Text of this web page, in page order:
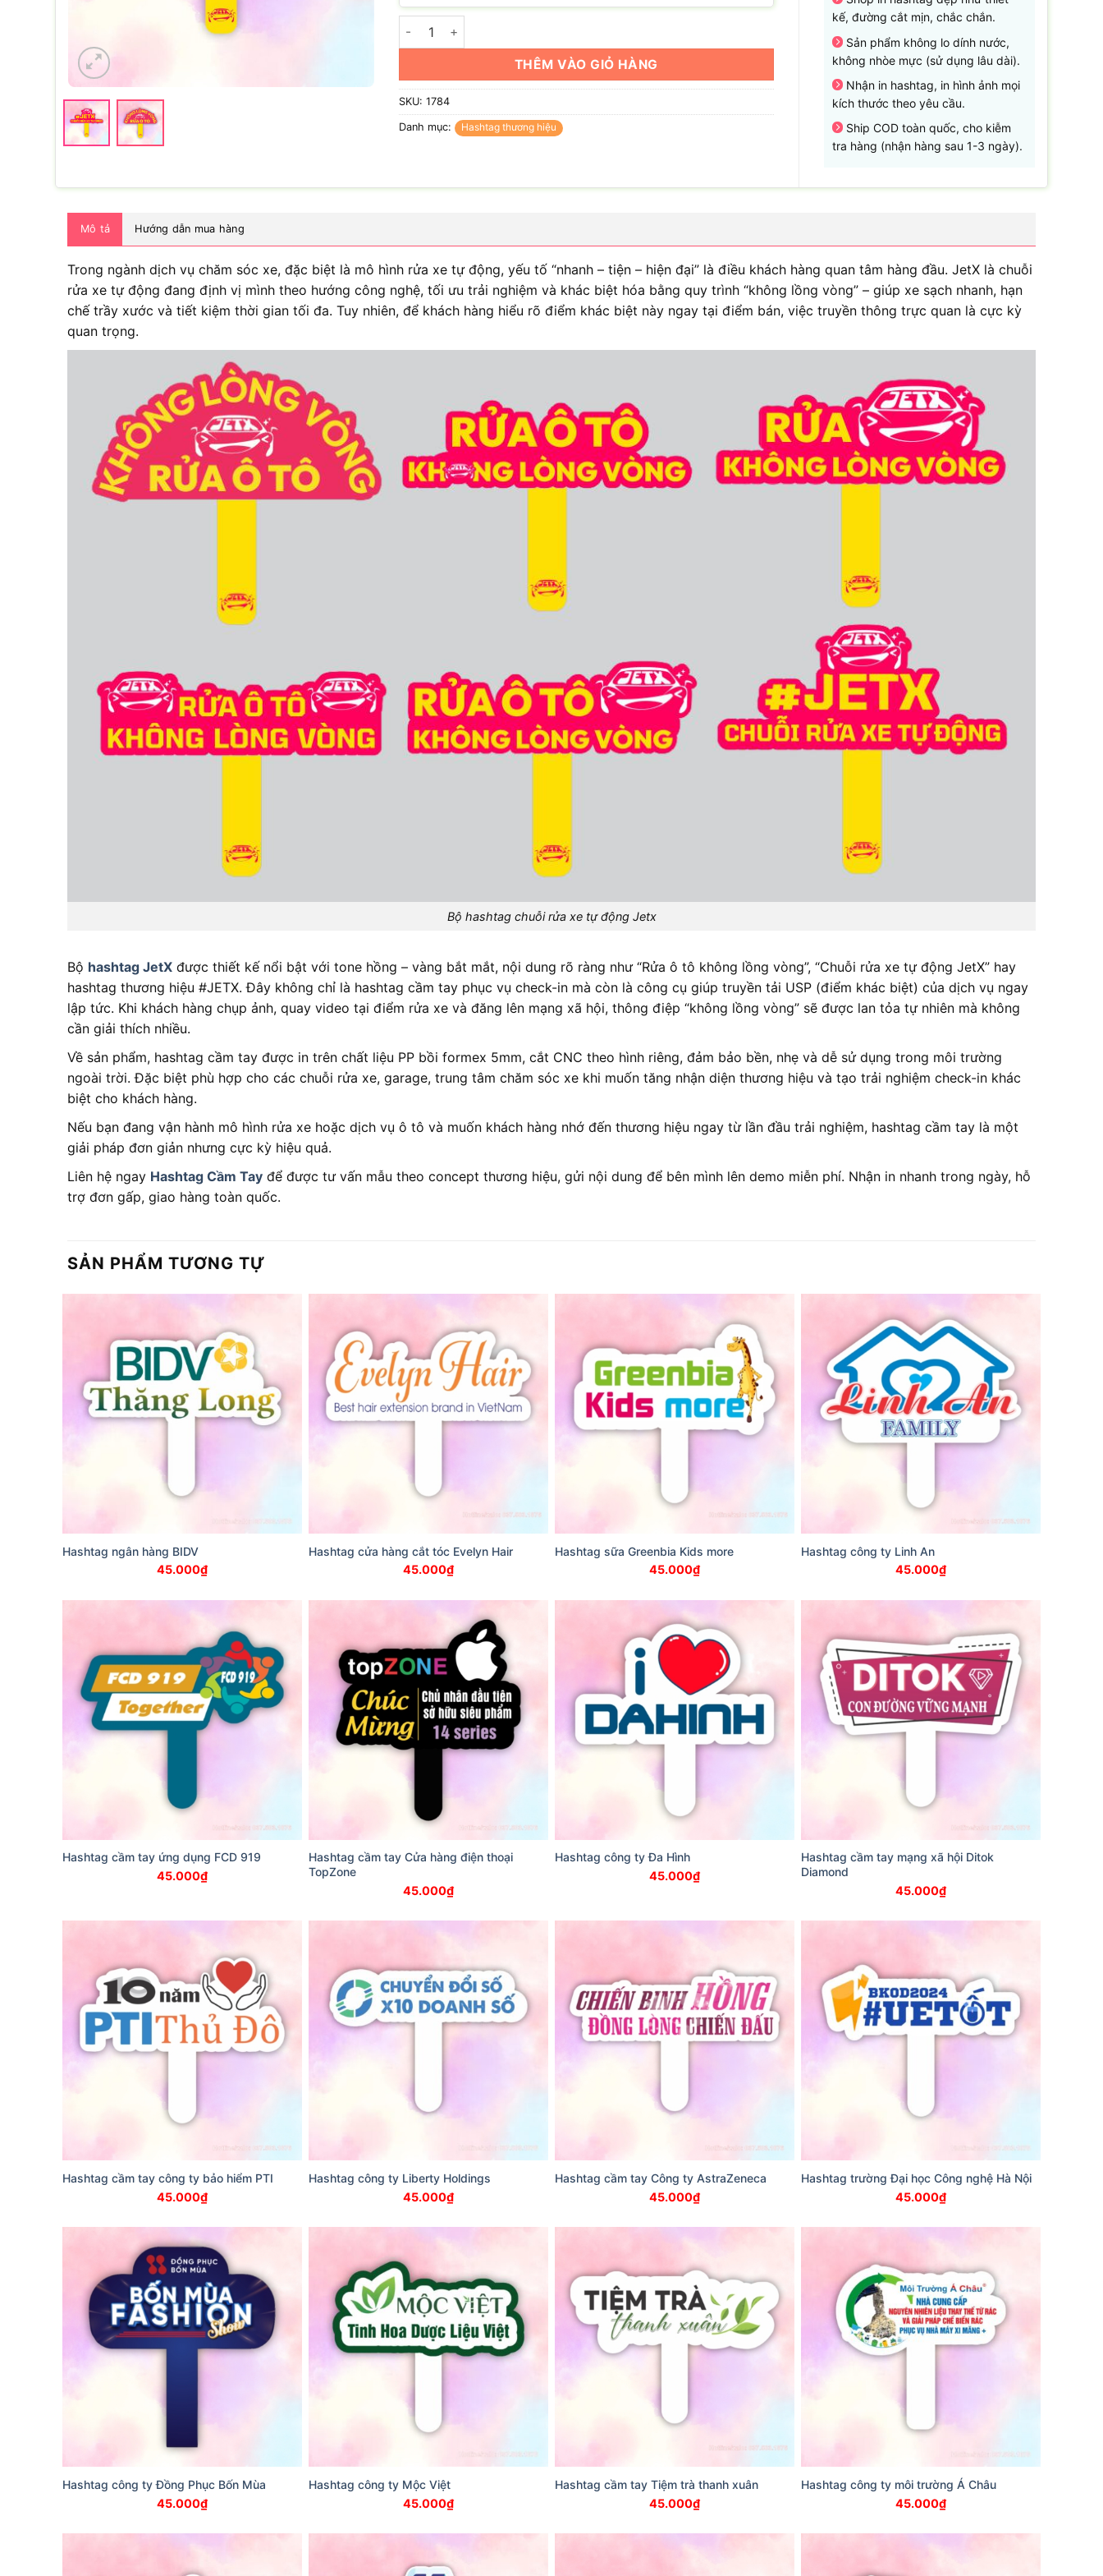
Hashtag chuỗi rửa xe tự động Jetx số lượng
THÊM VÀO GIỎ HÀNG
SKU: 1784
Danh mục: Hashtag thương hiệu
kế, đường cắt mịn, chắc chắn.
Sản phẩm không lo dính nước,
không nhòe mực (sử dụng lâu dài).
Nhận in hashtag, in hình ảnh mọi
kích thước theo yêu cầu.
Ship COD toàn quốc, cho kiễm
tra hàng (nhận hàng sau 1-3 ngày).
Mô tả Hướng dẫn mua hàng
Trong ngành dịch vụ chăm sóc xe, đặc biệt là mô hình rửa xe tự động, yếu tố “nhanh – tiện – hiện đại” là điều khách hàng quan tâm hàng đầu. JetX là chuỗi
rửa xe tự động đang định vị mình theo hướng công nghệ, tối ưu trải nghiệm và khác biệt hóa bằng quy trình “không lồng vòng” – giúp xe sạch nhanh, hạn
chế trầy xước và tiết kiệm thời gian tối đa. Tuy nhiên, để khách hàng hiểu rõ điểm khác biệt này ngay tại điểm bán, việc truyền thông trực quan là cực kỳ
quan trọng.
Bộ hashtag chuỗi rửa xe tự động Jetx
Bộ hashtag JetX được thiết kế nổi bật với tone hồng – vàng bắt mắt, nội dung rõ ràng như “Rửa ô tô không lồng vòng”, “Chuỗi rửa xe tự động JetX” hay
hashtag thương hiệu #JETX. Đây không chỉ là hashtag cầm tay phục vụ check-in mà còn là công cụ giúp truyền tải USP (điểm khác biệt) của dịch vụ ngay
lập tức. Khi khách hàng chụp ảnh, quay video tại điểm rửa xe và đăng lên mạng xã hội, thông điệp “không lồng vòng” sẽ được lan tỏa tự nhiên mà không
cần giải thích nhiều.
Về sản phẩm, hashtag cầm tay được in trên chất liệu PP bồi formex 5mm, cắt CNC theo hình riêng, đảm bảo bền, nhẹ và dễ sử dụng trong môi trường
ngoài trời. Đặc biệt phù hợp cho các chuỗi rửa xe, garage, trung tâm chăm sóc xe khi muốn tăng nhận diện thương hiệu và tạo trải nghiệm check-in khác
biệt cho khách hàng.
Nếu bạn đang vận hành mô hình rửa xe hoặc dịch vụ ô tô và muốn khách hàng nhớ đến thương hiệu ngay từ lần đầu trải nghiệm, hashtag cầm tay là một
giải pháp đơn giản nhưng cực kỳ hiệu quả.
Liên hệ ngay Hashtag Cầm Tay để được tư vấn mẫu theo concept thương hiệu, gửi nội dung để bên mình lên demo miễn phí. Nhận in nhanh trong ngày, hỗ
trợ đơn gấp, giao hàng toàn quốc.
SẢN PHẨM TƯƠNG TỰ
Hashtag ngân hàng BIDV
45.000₫
Hashtag cửa hàng cắt tóc Evelyn Hair
45.000₫
Hashtag sữa Greenbia Kids more
45.000₫
Hashtag công ty Linh An
45.000₫
Hashtag cầm tay ứng dụng FCD 919
45.000₫
Hashtag cầm tay Cửa hàng điện thoại
TopZone
45.000₫
Hashtag công ty Đa Hình
45.000₫
Hashtag cầm tay mạng xã hội Ditok
Diamond
45.000₫
Hashtag cầm tay công ty bảo hiểm PTI
45.000₫
Hashtag công ty Liberty Holdings
45.000₫
Hashtag cầm tay Công ty AstraZeneca
45.000₫
Hashtag trường Đại học Công nghệ Hà Nội
45.000₫
Hashtag công ty Đồng Phục Bốn Mùa
45.000₫
Hashtag công ty Mộc Việt
45.000₫
Hashtag cầm tay Tiệm trà thanh xuân
45.000₫
Hashtag công ty môi trường Á Châu
45.000₫